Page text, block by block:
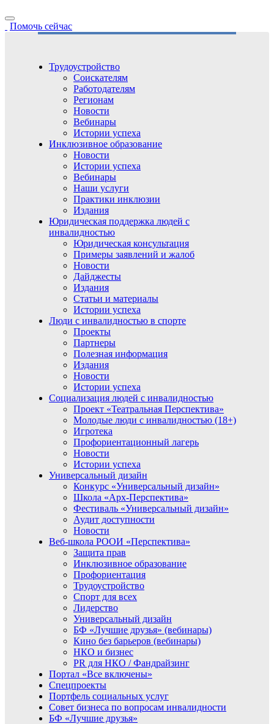
Помочь сейчас
Трудоустройство
Соискателям
Работодателям
Регионам
Новости
Вебинары
Истории успеха
Инклюзивное образование
Новости
Истории успеха
Вебинары
Наши услуги
Практики инклюзии
Издания
Юридическая поддержка людей с
инвалидностью
Юридическая консультация
Примеры заявлений и жалоб
Новости
Дайджесты
Издания
Статьи и материалы
Истории успеха
Люди с инвалидностью в спорте
Проекты
Партнеры
Полезная информация
Издания
Новости
Истории успеха
Социализация людей с инвалидностью
Проект «Театральная Перспектива»
Молодые люди с инвалидностью (18+)
Игротека
Профориентационный лагерь
Новости
Истории успеха
Универсальный дизайн
Конкурс «Универсальный дизайн»
Школа «Арх-Перспектива»
Фестиваль «Универсальный дизайн»
Аудит доступности
Новости
Веб-школа РООИ «Перспектива»
Защита прав
Инклюзивное образование
Профориентация
Трудоустройство
Спорт для всех
Лидерство
Универсальный дизайн
БФ «Лучшие друзья» (вебинары)
Кино без барьеров (вебинары)
НКО и бизнес
PR для НКО / Фандрайзинг
Портал «Все включены»
Спецпроекты
Портфель социальных услуг
Совет бизнеса по вопросам инвалидности
БФ «Лучшие друзья»